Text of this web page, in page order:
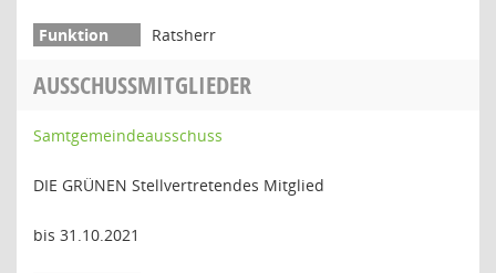
Ratsherr
AUSSCHUSSMITGLIEDER
Samtgemeindeausschuss
DIE GRÜNEN Stellvertretendes Mitglied
bis 31.10.2021